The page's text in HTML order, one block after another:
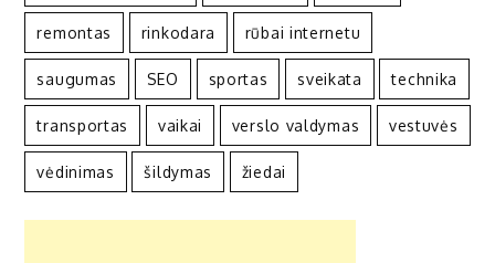
remontas rinkodara rūbai internetu
saugumas SEO sportas sveikata technika
transportas vaikai verslo valdymas vestuvės
vėdinimas šildymas žiedai